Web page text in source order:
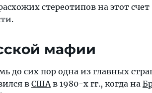
стереотипов на этот
мафии
до сих пор одна из главных
в СШАв 1980-х гг., когда на